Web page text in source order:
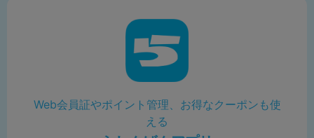
Web会員証やポイント管理、お得なクーポンも使
える